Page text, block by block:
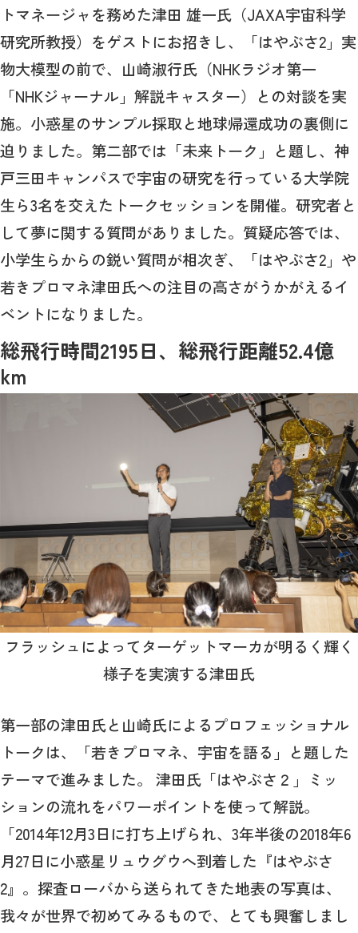
トマネージャを務めた津田 雄一氏（JAXA宇宙科学
研究所教授）をゲストにお招きし、「はやぶさ2」実
物大模型の前で、山崎淑行氏（NHKラジオ第一
「NHKジャーナル」解説キャスター）との対談を実
施。小惑星のサンプル採取と地球帰還成功の裏側に
迫りました。第二部では「未来トーク」と題し、神
戸三田キャンパスで宇宙の研究を行っている大学院
生ら3名を交えたトークセッションを開催。研究者と
して夢に関する質問がありました。質疑応答では、
小学生らからの鋭い質問が相次ぎ、「はやぶさ2」や
若きプロマネ津田氏への注目の高さがうかがえるイ
ベントになりました。
総飛行時間2195日、総飛行距離52.4億
km
フラッシュによってターゲットマーカが明るく輝く
様子を実演する津田氏
第一部の津田氏と山崎氏によるプロフェッショナル
トークは、「若きプロマネ、宇宙を語る」と題した
テーマで進みました。 津田氏「はやぶさ２」ミッ
ションの流れをパワーポイントを使って解説。
「2014年12月3日に打ち上げられ、3年半後の2018年6
月27日に小惑星リュウグウへ到着した『はやぶさ
2』。探査ローバから送られてきた地表の写真は、
我々が世界で初めてみるもので、とても興奮しまし